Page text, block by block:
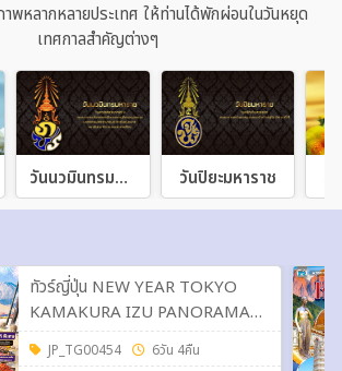
พหลากหลายประเทศ ให้ท่านได้พักผ่อนในวันหยุด
เทศกาลสำคัญต่างๆ
วันนวมินทรมหาราช วันปิยะมหาราช
ทัวร์ญี่ปุ่น NEW YEAR TOKYO
KAMAKURA IZU PANORAMA
FUJI 6วัน 4คืน (TG)
JP_TG00454 6วัน 4คืน